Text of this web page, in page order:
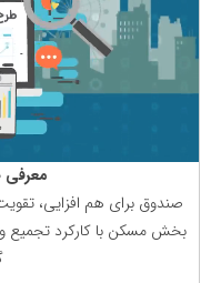
صندوق برای هم افزایی،
بخش مسكن با كاركرد تجمیع